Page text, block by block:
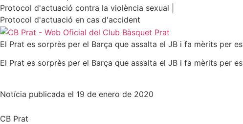
Protocol d'actuació contra la violència sexual |
Protocol d'actuació en cas d'accident
El Prat es sorprès per el Barça que assalta el JB i fa mèrits per
El Prat es sorprès per el Barça que assalta el JB i fa mèrits per
Notícia publicada el 19 de enero de 2020
CB Prat